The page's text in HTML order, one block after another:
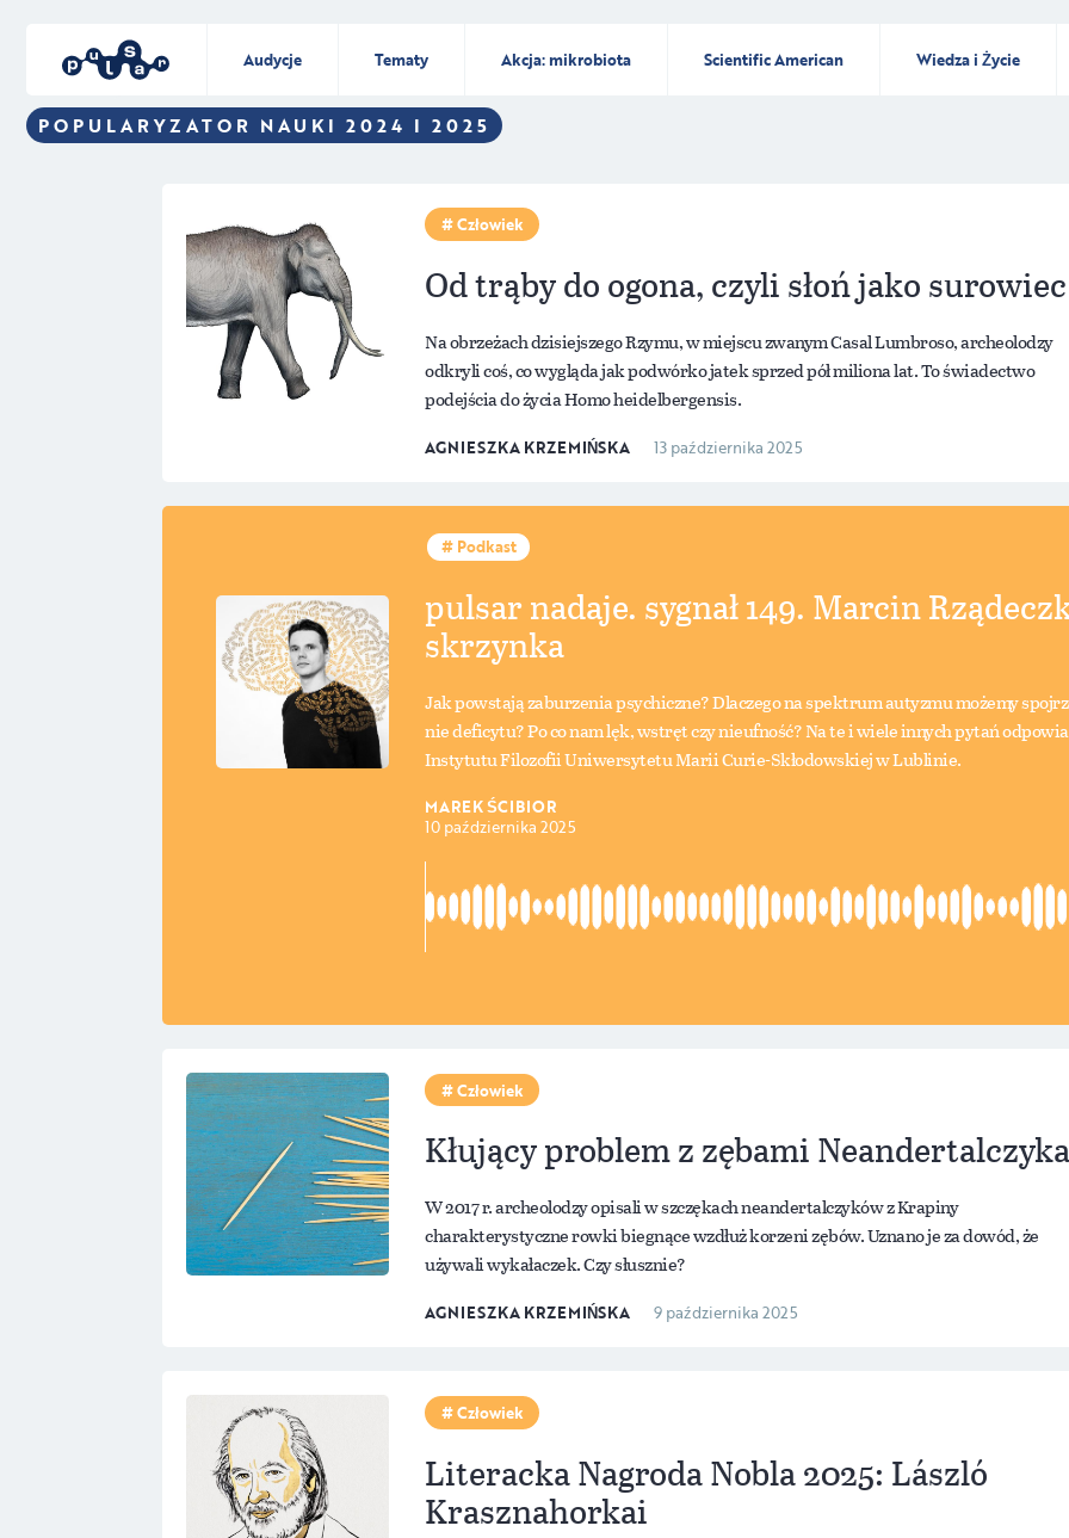
POPULARYZATOR NAUKI 2024 I 2025
Audycje Tematy Akcja: mikrobiota Scientific American Wiedza i Życie
Człowiek
Od trąby do ogona, czyli słoń jako surowiec
Na obrzeżach dzisiejszego Rzymu, w miejscu zwanym Casal Lumbroso, archeolodzy
odkryli coś, co wygląda jak podwórko jatek sprzed pół miliona lat. To świadectwo
podejścia do życia Homo heidelbergensis.
AGNIESZKA KRZEMIŃSKA 13 października 2025
Podkast
pulsar nadaje. sygnał 149. Marcin
skrzynka
Jak powstają zaburzenia psychiczne? Dlaczego na spektrum autyzmu możemy
nie deficytu? Po co nam lęk, wstręt czy nieufność? Na te i wiele innych pytań
Instytutu Filozofii Uniwersytetu Marii Curie-Skłodowskiej w Lublinie.
MAREK ŚCIBIOR
10 października 2025
Człowiek
Kłujący problem z zębami Neandertalczyka
W 2017 r. archeolodzy opisali w szczękach neandertalczyków z Krapiny
charakterystyczne rowki biegnące wzdłuż korzeni zębów. Uznano je za dowód, że
używali wykałaczek. Czy słusznie?
AGNIESZKA KRZEMIŃSKA 9 października 2025
Człowiek
Literacka Nagroda Nobla 2025: László
Krasznahorkai